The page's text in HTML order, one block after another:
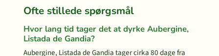
Ofte stillede spørgsmål
Hvor lang tid tager det at dyrke Aubergine,
Listada de Gandia?
Aubergine, Listada de Gandia tager cirka 80 dage fra